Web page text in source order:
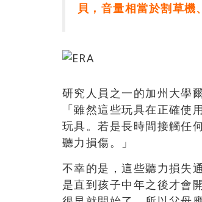
貝，音量相當於割草機
研究人員之一的加州大
「雖然這些玩具在正確
玩具。若是長時間接觸任
聽力損傷。」
不幸的是，這些聽力損失
是直到孩子中年之後才會